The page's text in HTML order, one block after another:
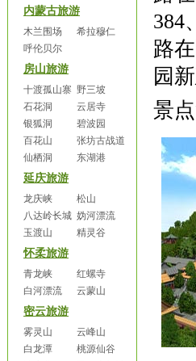
内蒙古旅游
木兰围场
希拉穆仁
呼伦贝尔
房山旅游
十渡孤山寨 野三坡
石花洞
云居寺
银狐洞
碧波园
百花山
张坊古战道
仙栖洞
东湖港
延庆旅游
龙庆峡
松山
八达岭长城 妫河漂流
玉渡山
精灵谷
怀柔旅游
青龙峡
红螺寺
白河漂流
云蒙山
密云旅游
雾灵山
云峰山
白龙潭
桃源仙谷
384、
路
园
景